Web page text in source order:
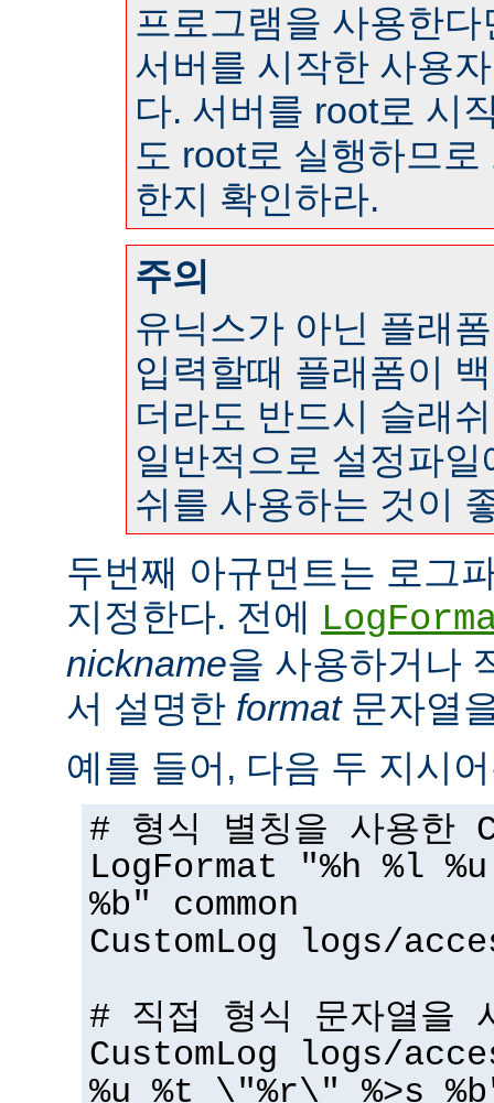
프로그램을 사용한
서버를 시작한 사용
다. 서버를 root로 시
도 root로 실행하므
한지 확인하라.
주의
유닉스가 아닌 플래
입력할때 플래폼이
더라도 반드시 슬래
일반적으로 설정파
쉬를 사용하는 것이
두번째 아규먼트는 로그
지정한다. 전에
nickname을 사용하거나
서 설명한 format문자열
예를 들어, 다음 두 지시
# 형식 별칭을 사용한
LogFormat "%h %l
%b" common
CustomLog logs/
# 직접 형식 문자열을
CustomLog logs/
%u %t \"%r\" %>s